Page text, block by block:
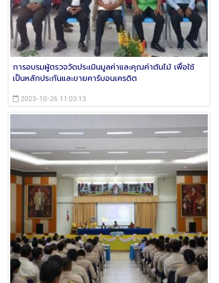
การอบรมผู้ตรวจวัดประเมินมูลค่าและคุณค่าต้นไม้ เพื่อใช้
เป็นหลักประกันและขายคาร์บอนเครดิต
2023-10-26 11:03:13